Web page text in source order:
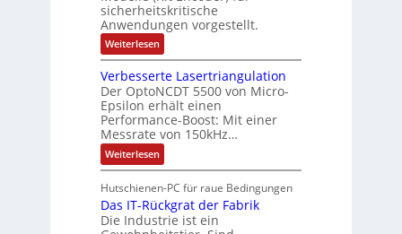
w
ä
h
t
t
S
c
h
u
t
z
l
a
c
k
b
e
s
c
i
c
s
e
F
a
n
g
s
c
h
a
l
t
u
n
g
sicherheitskritische
Anwendungen vorgestellt.
Weiterlesen:
B
t
t
e
r
i
e
l
o
e
M
u
l
Verbesserte Lasertriangulation
Der OptoNCDT 5500 von Micro-
Epsilon erhält einen
Performance-Boost: Mit einer
Messrate von 150kHz…
Weiterlesen:
V
r
b
e
s
Hutschienen-PC für raue Bedingungen
Das IT-Rückgrat der Fabrik
Die Industrie ist ein